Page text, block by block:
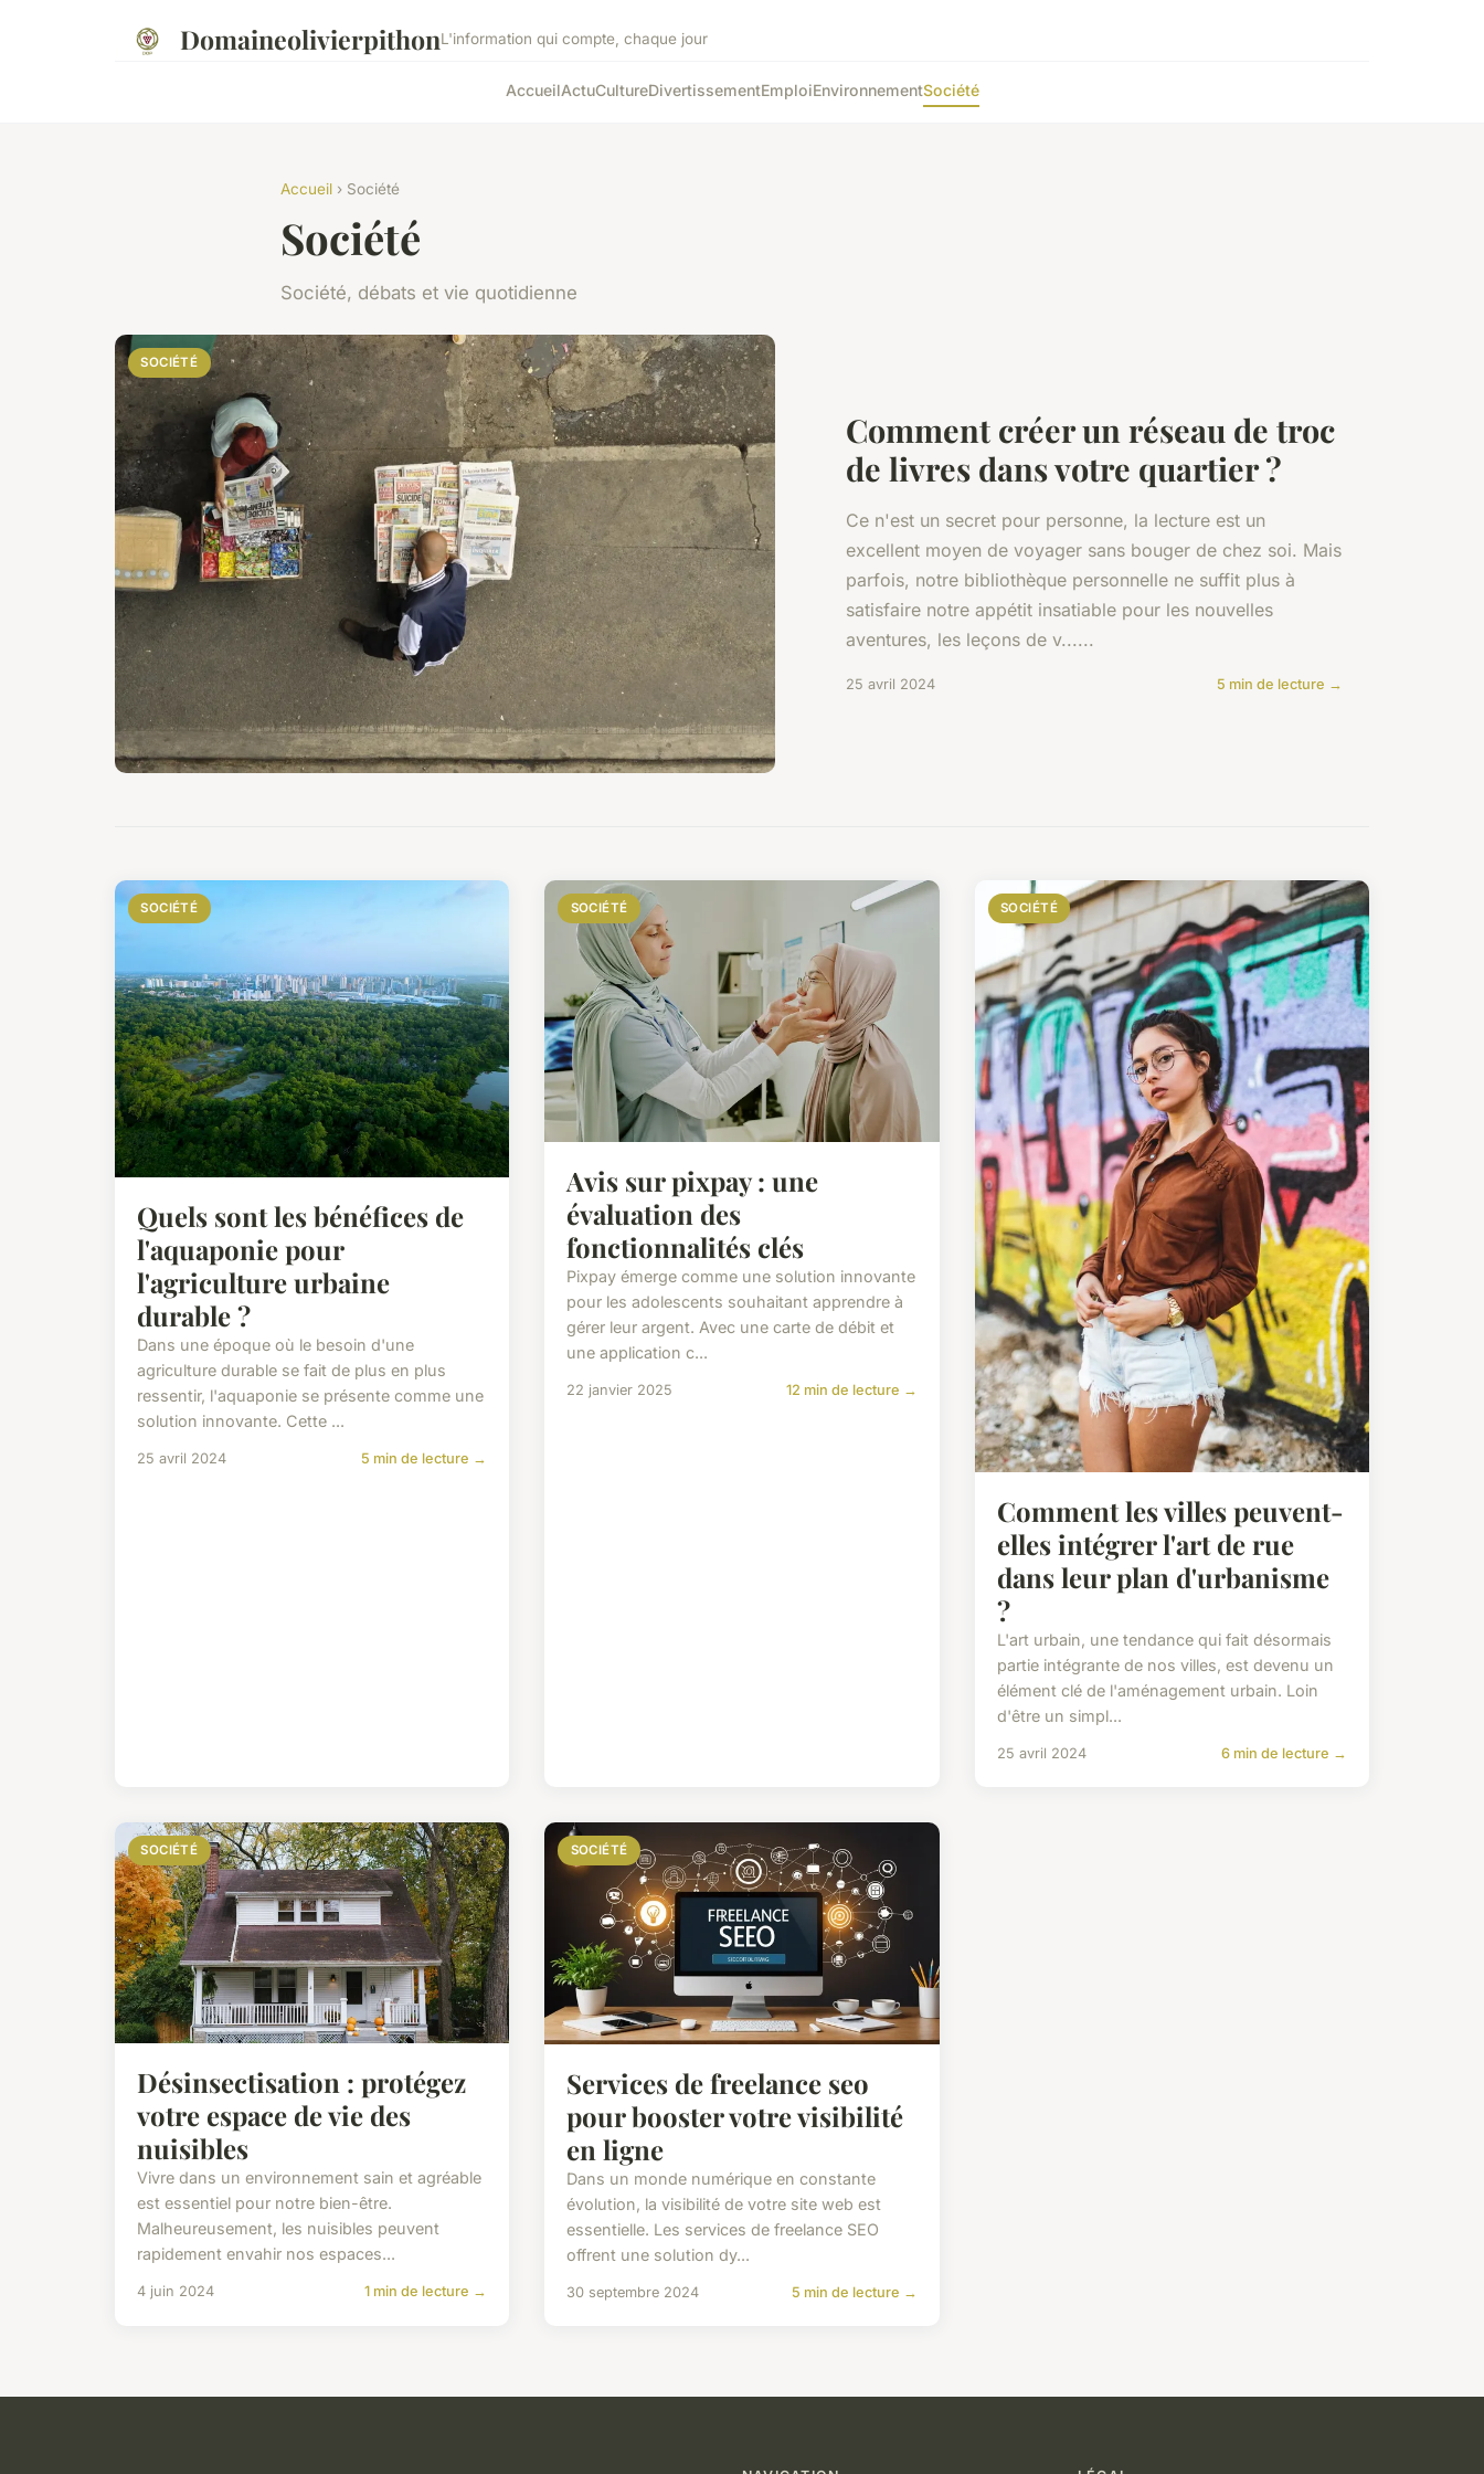
DomaineolivierpithonL'information qui compte, chaque jour
AccueilActuCultureDivertissementEmploiEnvironnementSociété
Accueil › Société
Société
Société, débats et vie quotidienne
SOCIÉTÉ
Comment créer un réseau de troc
de livres dans votre quartier ?
Ce n'est un secret pour personne, la lecture est un
excellent moyen de voyager sans bouger de chez soi. Mais
parfois, notre bibliothèque personnelle ne suffit plus à
satisfaire notre appétit insatiable pour les nouvelles
aventures, les leçons de v......
25 avril 2024 5 min de lecture →
SOCIÉTÉ
Quels sont les bénéfices de
l'aquaponie pour
l'agriculture urbaine
durable ?
Dans une époque où le besoin d'une
agriculture durable se fait de plus en plus
ressentir, l'aquaponie se présente comme une
solution innovante. Cette ...
25 avril 2024 5 min de lecture →
SOCIÉTÉ
Avis sur pixpay : une
évaluation des
fonctionnalités clés
Pixpay émerge comme une solution innovante
pour les adolescents souhaitant apprendre à
gérer leur argent. Avec une carte de débit et
une application c...
22 janvier 2025 12 min de lecture →
SOCIÉTÉ
Comment les villes peuvent-
elles intégrer l'art de rue
dans leur plan d'urbanisme
?
L'art urbain, une tendance qui fait désormais
partie intégrante de nos villes, est devenu un
élément clé de l'aménagement urbain. Loin
d'être un simpl...
25 avril 2024 6 min de lecture →
SOCIÉTÉ
Désinsectisation : protégez
votre espace de vie des
nuisibles
Vivre dans un environnement sain et agréable
est essentiel pour notre bien-être.
Malheureusement, les nuisibles peuvent
rapidement envahir nos espaces...
4 juin 2024 1 min de lecture →
SOCIÉTÉ
Services de freelance seo
pour booster votre visibilité
en ligne
Dans un monde numérique en constante
évolution, la visibilité de votre site web est
essentielle. Les services de freelance SEO
offrent une solution dy...
30 septembre 2024 5 min de lecture →